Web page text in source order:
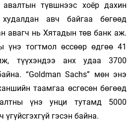
түвшнээс хоёр дахин
худалдан авч байгаа бөгөөд
авагч нь Хятадын төв банк аж.
тогтмол өссөөр өдгөө 41
түүхэндээ анх удаа 3700
“Goldman Sachs” мөн энэ
таамгаа өсгөсөн бөгөөд
үнэ унци тутамд 5000
үгүйсгэхгүй гэсэн байна.